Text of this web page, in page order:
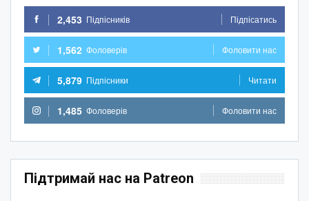
2,453 Підпісників Підпісатись
1,562 Фоловерів Фоловити нас
5,879 Підпісники Читати
1,485 Фоловерів Фоловити нас
Підтримай нас на Patreon